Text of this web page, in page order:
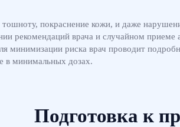
покраснение кожи, и даже
рекомендаций врача и случайном
минимизации риска врач проводит
в минимальных дозах.
Подготовка к